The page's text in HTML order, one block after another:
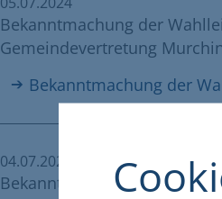
Bekanntmachung der
Gemeindevertretung
Bekanntmachung der
04.07.2024
Bekanntmachung der